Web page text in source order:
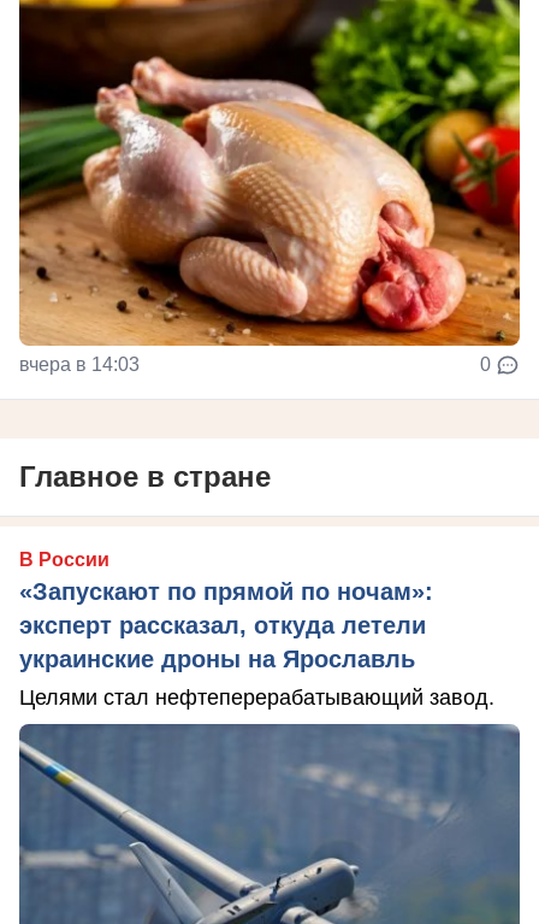
вчера в 14:03 0
Главное в стране
В России
«Запускают по прямой по ночам»:
эксперт рассказал, откуда летели
украинские дроны на Ярославль
Целями стал нефтеперерабатывающий завод.